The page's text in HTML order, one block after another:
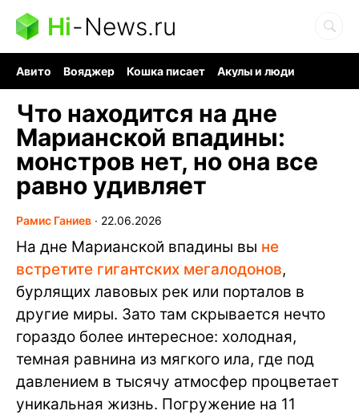
Hi-News.ru
Авито Вояджер Кошка писает
Акулы и люди
Что находится на дне
Марианской впадины:
монстров нет, но она все
равно удивляет
Рамис Ганиев ∙ 22.06.2026
На дне Марианской впадины вы не
встретите гигантских мегалодонов,
бурлящих лавовых рек или порталов в
другие миры. Зато там скрывается нечто
гораздо более интересное: холодная,
темная равнина из мягкого ила, где под
давлением в тысячу атмосфер процветает
уникальная жизнь. Погружение на 11